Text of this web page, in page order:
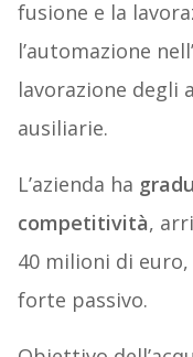
fusione e la
l’automazione
lavorazione degli
ausiliarie.
L’azienda ha
competitività,
40 milioni di
forte passivo.